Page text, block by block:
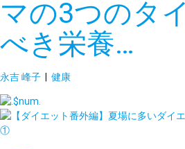
マの3つのタ
べき栄養…
永吉 峰子 健康